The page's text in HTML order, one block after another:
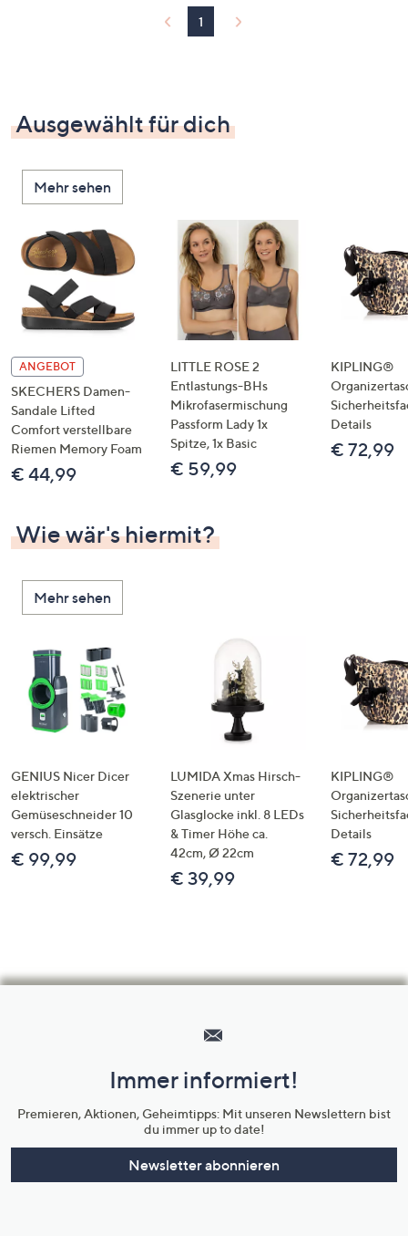
1
Ausgewählt für dich
Mehr sehen
ANGEBOT
SKECHERS Damen-
Sandale Lifted
Comfort verstellbare
Riemen Memory Foam
€ 44,99
LITTLE ROSE 2
Entlastungs-BHs
Mikrofasermischung
Passform Lady 1x
Spitze, 1x Basic
€ 59,99
KIPLING®
Details
€ 72,99
Wie wär's hiermit?
Mehr sehen
GENIUS Nicer Dicer
elektrischer
Gemüseschneider 10
versch. Einsätze
€ 99,99
LUMIDA Xmas Hirsch-
Szenerie unter
Glasglocke inkl. 8 LEDs
& Timer Höhe ca.
42cm, Ø 22cm
€ 39,99
KIPLING®
Details
€ 72,99
Unternehmensinformationen
Immer informiert!
Premieren, Aktionen, Geheimtipps: Mit unseren Newslettern bist
du immer up to date!
Newsletter abonnieren